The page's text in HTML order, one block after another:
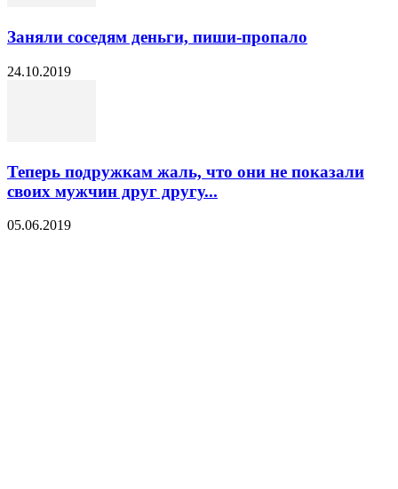
Заняли соседям деньги, пиши-пропало
24.10.2019
Теперь подружкам жаль, что они не показали
своих мужчин друг другу...
05.06.2019